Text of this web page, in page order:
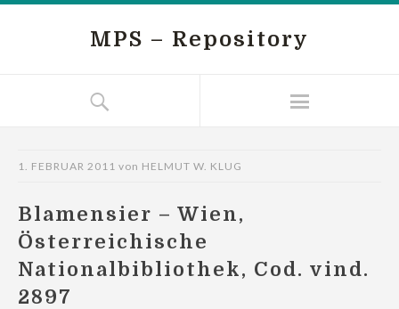
MPS – Repository
1. FEBRUAR 2011 von HELMUT W. KLUG
Blamensier – Wien,
Österreichische
Nationalbibliothek, Cod. vind.
2897